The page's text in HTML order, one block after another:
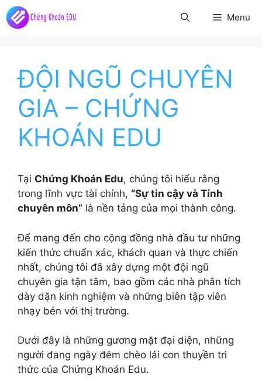
Chuyển
đến
Menu
ĐỘI NGŨ CHUYÊN
GIA – CHỨNG
KHOÁN EDU
Tại Chứng Khoán Edu, chúng tôi hiểu rằng
trong lĩnh vực tài chính, “Sự tin cậy và Tính
chuyên môn” là nền tảng của mọi thành công.
Để mang đến cho cộng đồng nhà đầu tư những
kiến thức chuẩn xác, khách quan và thực chiến
nhất, chúng tôi đã xây dựng một đội ngũ
chuyên gia tận tâm, bao gồm các nhà phân tích
dày dặn kinh nghiệm và những biên tập viên
nhạy bén với thị trường.
Dưới đây là những gương mặt đại diện, những
người đang ngày đêm chèo lái con thuyền tri
thức của Chứng Khoán Edu.